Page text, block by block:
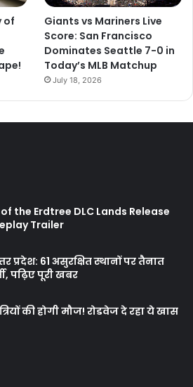
of
Giants vs Mariners Live
Score: San Francisco
Dominates Seattle 7-0 in
Today’s MLB Matchup
July 18, 2026
the Erdtree DLC Lands Release
Trailer
प्रदेश: 61 असुरक्षित स्थानों पर तैनात
पढ़िए पूरी खबर
की होगी मौज! रोडवेज दे रहा ये खास